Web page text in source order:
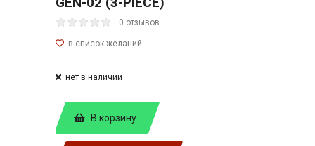
0 отзывов
нет в наличии
В корзину